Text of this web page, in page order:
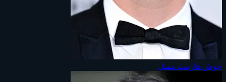
جوش هارتنت ممثل